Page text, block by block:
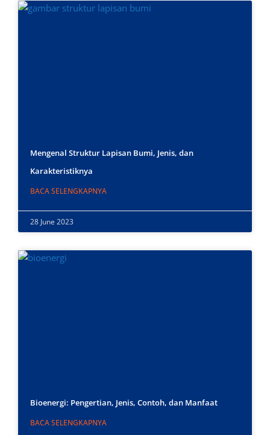
Mengenal Struktur Lapisan Bumi, Jenis, dan
Karakteristiknya
BACA SELENGKAPNYA
28 June 2023
Bioenergi: Pengertian, Jenis, Contoh, dan Manfaat
BACA SELENGKAPNYA